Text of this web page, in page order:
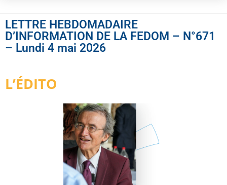
LETTRE HEBDOMADAIRE
D’INFORMATION DE LA FEDOM – N°671
– Lundi 4 mai 2026
L’ÉDITO